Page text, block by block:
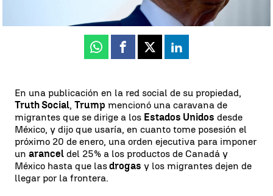
26 de noviembre de 2024, 15:25
26 de noviembre de 2024, 13:13
Whatsapp
Facebook
X Linkedin
En una publicación en la red social de su propiedad,
Truth Social, Trump mencionó una caravana de
migrantes que se dirige a los Estados Unidos desde
México, y dijo que usaría, en cuanto tome posesión el
próximo 20 de enero, una orden ejecutiva para imponer
un arancel del 25% a los productos de Canadá y
México hasta que lasdrogas y los migrantes dejen de
llegar por la frontera.